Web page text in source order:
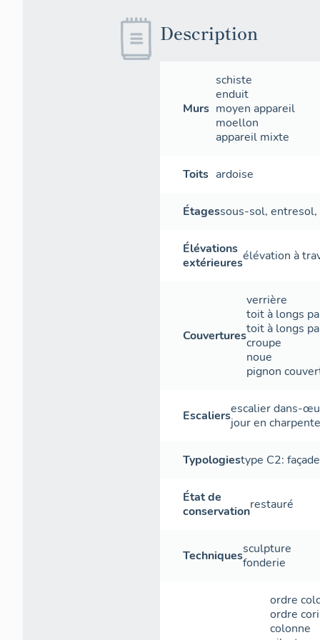
Description
Murs
schiste
enduit
moyen appareil
moellon
appareil mixte
Toits ardoise
Étagessous-sol, entresol,
Élévations
extérieuresélévation à
Couvertures
verrière
toit à longs
toit à longs
croupe
noue
pignon
Escaliersescalier dans-
jouren charpente
Typologiestype C2:
État de
conservationrestauré
Techniquessculpture
fonderie
ordre
ordre
colonne